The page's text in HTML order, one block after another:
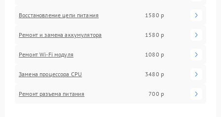
Восстановление цепи питания 1580 р
Ремонт и замена аккумулятора 1580 р
Ремонт Wi-Fi модуля 1080 р
Замена процессора CPU 3480 р
Ремонт разъема питания 700 р